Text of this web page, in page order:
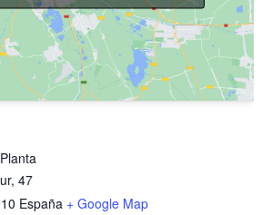
47
España + Google Map